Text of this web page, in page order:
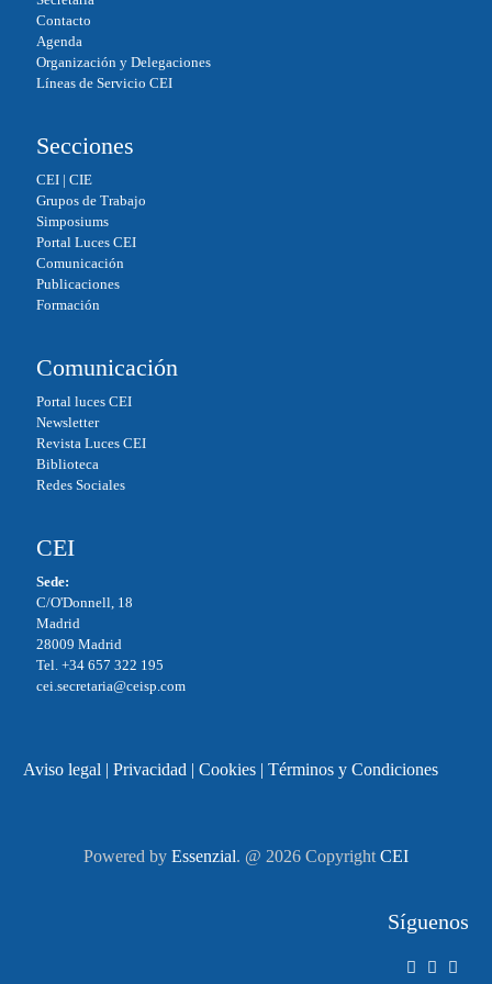
Contacto
Agenda
Organización y Delegaciones
Líneas de Servicio CEI
Secciones
CEI| CIE
Grupos de Trabajo
Simposiums
Portal Luces CEI
Comunicación
Publicaciones
Formación
Comunicación
Portal luces CEI
Newsletter
Revista Luces CEI
Biblioteca
Redes Sociales
CEI
Sede:
C/O'Donnell, 18
Madrid
28009 Madrid
Tel. +34 657 322 195
cei.secretaria@ceisp.com
Aviso legal | Privacidad | Cookies| Términos y Condiciones
Powered by Essenzial. @ 2026 Copyright CEI
Síguenos